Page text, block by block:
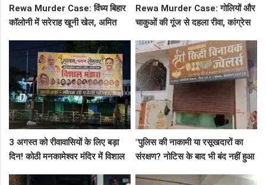
Rewa Murder Case: विंध्य बिहार
कॉलोनी में सरेराह खूनी खेल, अमित
Rewa Murder Case: गोलियों और
चाकुओं की गूंज से दहला रीवा, कांग्रेस
गिरफ्तार!
3 अगस्त को रीवावासियों के लिए बड़ा
दिन! कोठी मनकामेश्वर मंदिर में विशाल
"पुलिस की नाकामी या रसूखदारों का
संरक्षण? नोटिस के बाद भी बंद नहीं हुआ